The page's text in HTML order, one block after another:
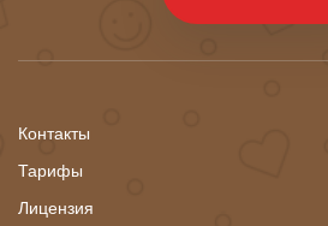
Контакты
Тарифы
Лицензия